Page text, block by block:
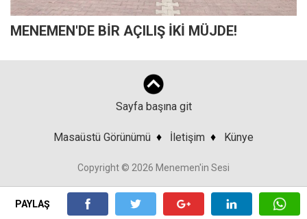
PAYLAŞ
MENEMEN'DE BİR AÇILIŞ İKİ MÜJDE!
Sayfa başına git
Masaüstü Görünümü ♦ İletişim ♦ Künye
Copyright © 2026 Menemen'in Sesi